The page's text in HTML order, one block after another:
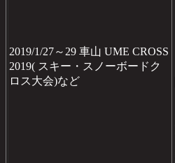
2019/1/27～29 車山 UME CROSS
2019( スキー・スノーボードク
ロス大会)など